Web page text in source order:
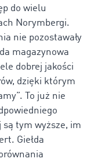
do wielu
Norymbergi.
nie pozostawały
magazynowa
dobrej jakości
dzięki którym
To już nie
są tym wyższe, im
Giełda